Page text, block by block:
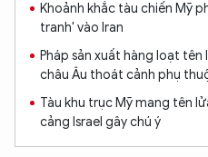
Khoảnh khắc tàu chiến Mỹ
tranh' vào Iran
Pháp sản xuất hàng loạt
châu Âu thoát cảnh phụ
Tàu khu trục Mỹ mang tên
cảng Israel gây chú ý